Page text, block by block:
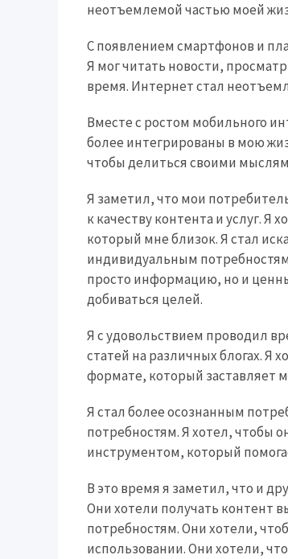
неотъемлемой частью моей
С появлением смартфонов и
Я мог читать новости,
время. Интернет стал
Вместе с ростом мобильного
более интегрированы в мою
чтобы делиться своими
Я заметил, что мои
к качеству контента и услуг.
который мне близок. Я стал
индивидуальным
просто информацию, но и
добиваться целей.
Я с удовольствием проводил
статей на различных блогах. Я
формате, который заставляет
Я стал более осознанным
потребностям. Я хотел, чтобы
инструментом, который
В это время я заметил, что и
Они хотели получать контент
потребностям. Они хотели,
использовании. Они хотели,